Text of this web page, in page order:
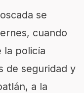
se
cuando
la policía
de seguridad y
a la